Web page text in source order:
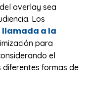
overlay sea
Los
llamada a la
para
el
formas de